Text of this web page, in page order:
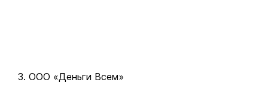
ООО «Деньги Всем»